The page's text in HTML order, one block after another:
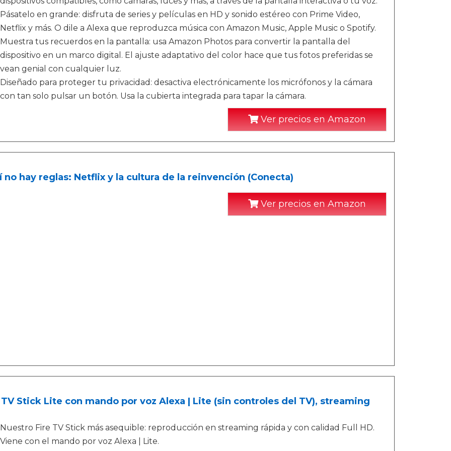
Pásatelo en grande: disfruta de series y películas en HD y sonido estéreo con Prime Video,
Netflix y más. O dile a Alexa que reproduzca música con Amazon Music, Apple Music o Spotify.
Muestra tus recuerdos en la pantalla: usa Amazon Photos para convertir la pantalla del
dispositivo en un marco digital. El ajuste adaptativo del color hace que tus fotos preferidas se
vean genial con cualquier luz.
Diseñado para proteger tu privacidad: desactiva electrónicamente los micrófonos y la cámara
con tan solo pulsar un botón. Usa la cubierta integrada para tapar la cámara.
Ver precios en Amazon
no hay reglas: Netflix y la cultura de la reinvención (Conecta)
Ver precios en Amazon
Stick Lite con mando por voz Alexa | Lite (sin controles del TV), streaming
Nuestro Fire TV Stick más asequible: reproducción en streaming rápida y con calidad Full HD.
Viene con el mando por voz Alexa | Lite.